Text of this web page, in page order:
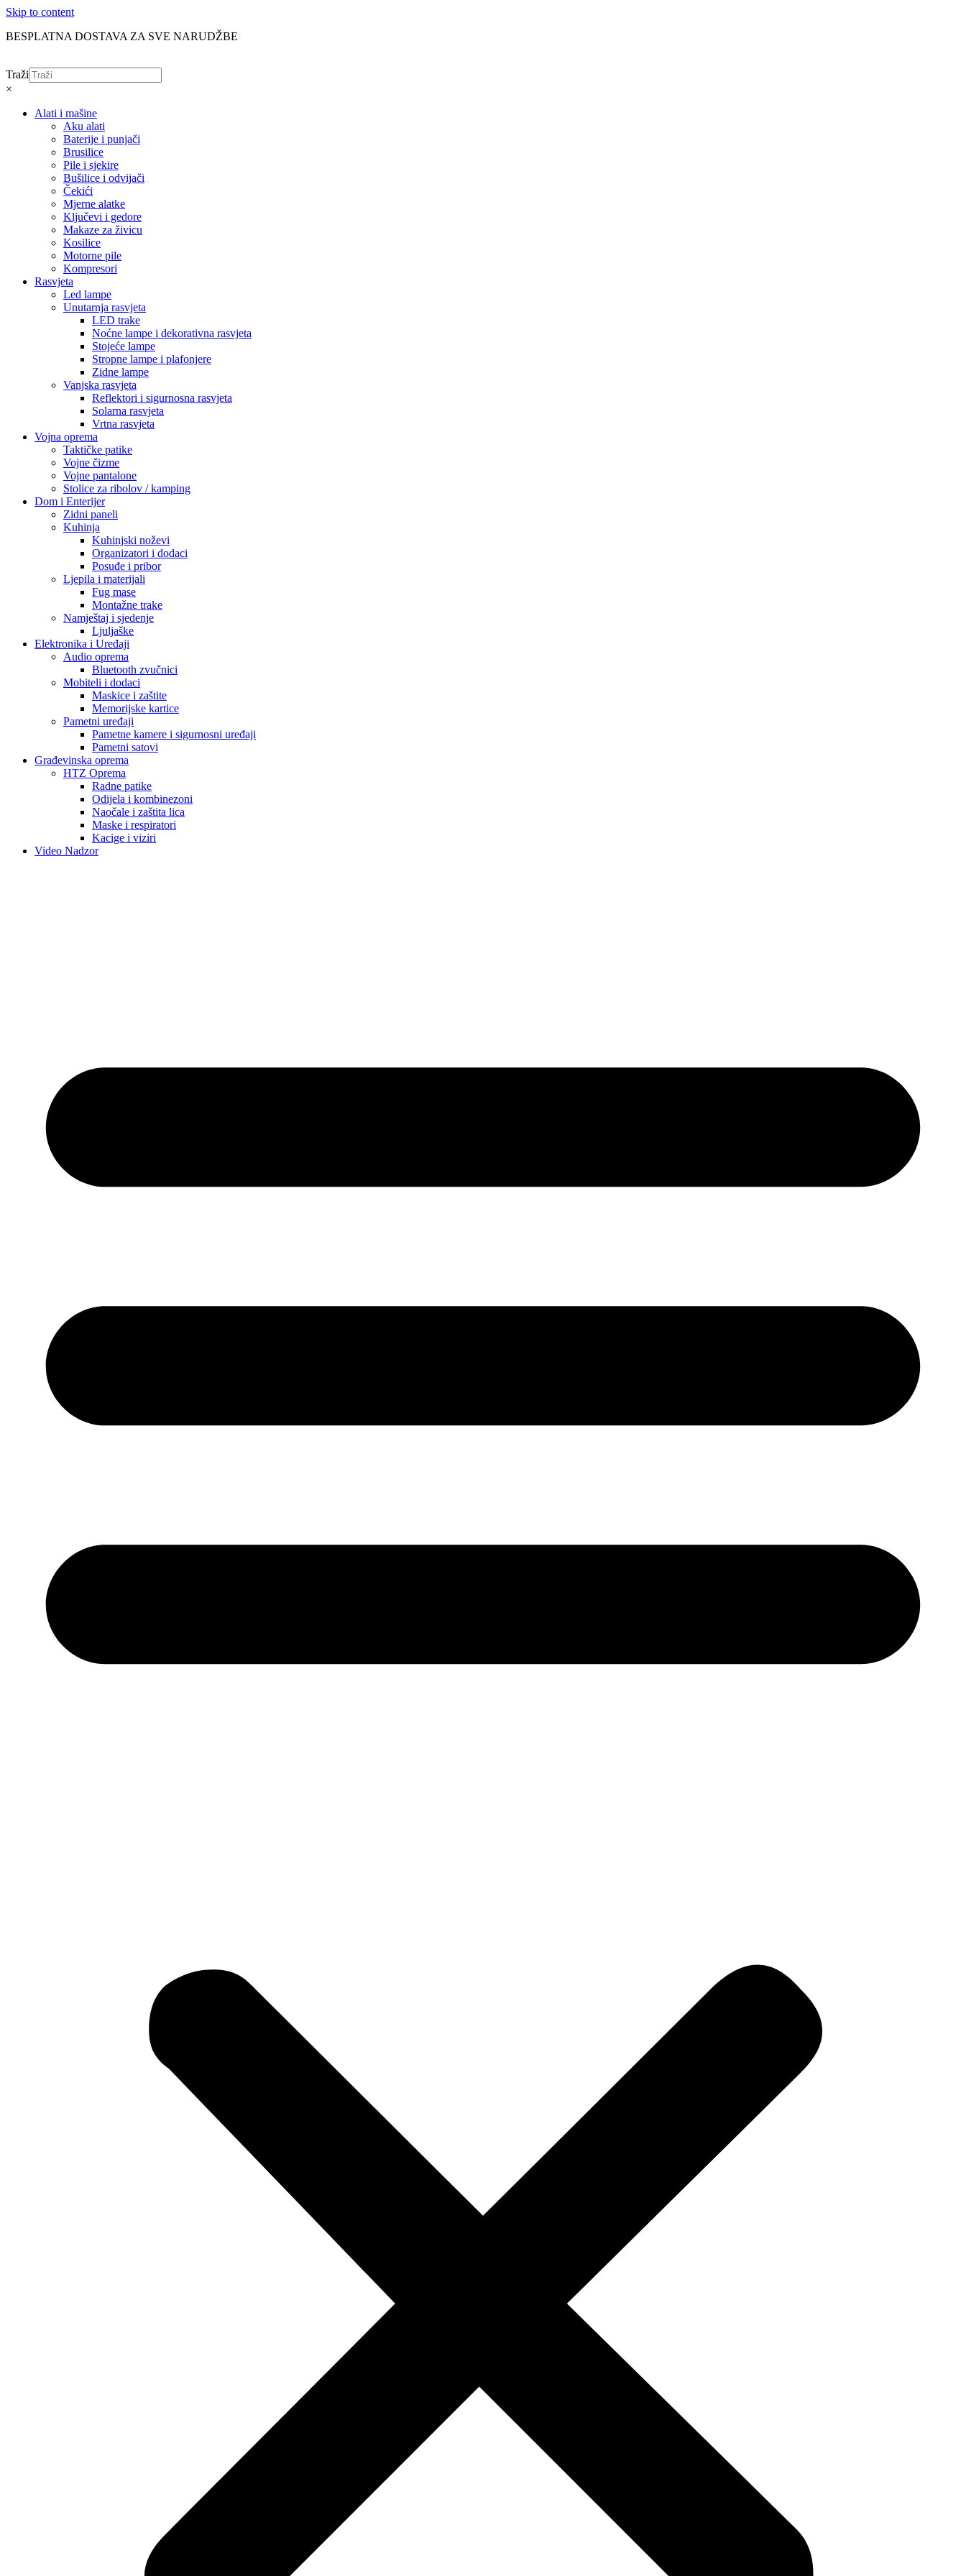
Skip to content
BESPLATNA DOSTAVA ZA SVE NARUDŽBE
Traži
×
Alati i mašine
Aku alati
Baterije i punjači
Brusilice
Pile i sjekire
Bušilice i odvijači
Čekići
Mjerne alatke
Ključevi i gedore
Makaze za živicu
Kosilice
Motorne pile
Kompresori
Rasvjeta
Led lampe
Unutarnja rasvjeta
LED trake
Noćne lampe i dekorativna rasvjeta
Stojeće lampe
Stropne lampe i plafonjere
Zidne lampe
Vanjska rasvjeta
Reflektori i sigurnosna rasvjeta
Solarna rasvjeta
Vrtna rasvjeta
Vojna oprema
Taktičke patike
Vojne čizme
Vojne pantalone
Stolice za ribolov / kamping
Dom i Enterijer
Zidni paneli
Kuhinja
Kuhinjski noževi
Organizatori i dodaci
Posuđe i pribor
Ljepila i materijali
Fug mase
Montažne trake
Namještaj i sjedenje
Ljuljaške
Elektronika i Uređaji
Audio oprema
Bluetooth zvučnici
Mobiteli i dodaci
Maskice i zaštite
Memorijske kartice
Pametni uređaji
Pametne kamere i sigurnosni uređaji
Pametni satovi
Građevinska oprema
HTZ Oprema
Radne patike
Odijela i kombinezoni
Naočale i zaštita lica
Maske i respiratori
Kacige i viziri
Video Nadzor